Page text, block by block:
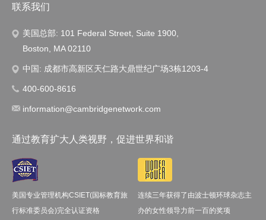
联系我们
美国总部: 101 Federal Street, Suite 1900,
Boston, MA 02110
中国: 成都市高新区天仁路大鼎世纪广场3栋1203-4
400-600-8616
information@cambridgenetwork.com
通过教育扩大人类视野，促进世界和谐
美国专业管理机构CSIET(国标教育旅
行标准委员会)完全认证资格
连续三年获得了由波士顿环球杂志主
办的女性领导力前一百的奖项